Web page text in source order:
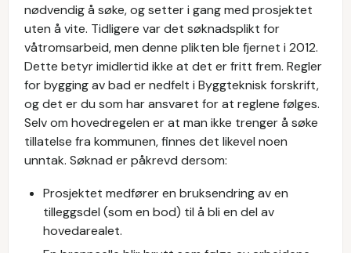
nødvendig å søke, og setter i gang med prosjektet
uten å vite. Tidligere var det søknadsplikt for
våtromsarbeid, men denne plikten ble fjernet i 2012.
Dette betyr imidlertid ikke at det er fritt frem. Regler
for bygging av bad er nedfelt i Byggteknisk forskrift,
og det er du som har ansvaret for at reglene følges.
Selv om hovedregelen er at man ikke trenger å søke
tillatelse fra kommunen, finnes det likevel noen
unntak. Søknad er påkrevd dersom:
Prosjektet medfører en bruksendring av en
tilleggsdel (som en bod) til å bli en del av
hovedarealet.